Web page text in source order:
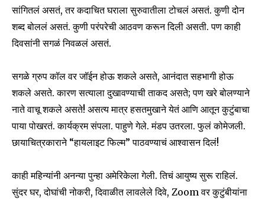
सांगितलं असतं, तर कदाचित घराला सुरुवातीला टोचलं असतं. कुणी दोन
शब्द बोललं असतं. कुणी परंपरेची आठवण करून दिली असती. पण काही
दिवसांनी सगळं निवळलं असतं.
सगळे ग्रुप कॉल वर जॉईन होऊ शकले असते, आनंदात सहभागी होऊ
शकले असते. कारण सत्याला दुखावण्याची ताकद असते; पण खरे बोलण्याने
नाते वाचू शकले असते! असत्य मात्र हसतमुखाने येतं आणि आतून कुटुंबाचा
पाया पोखरतं. कार्यक्रम संपला. पाहुणे गेले. मंडप उतरला. फुलं कोमेजली.
छायाचित्रकाराने “हायलाइट फिल्म” पाठवण्याचं आश्वासन दिलं!
काही महिन्यांनी अनन्या पुन्हा अमेरिकेला गेली. तिचं आयुष्य सुरू राहिलं.
सुंदर घर, दोघांची नोकरी, दिवाळीत लावलेले दिवे, Zoom वर कुटुंबीयांना